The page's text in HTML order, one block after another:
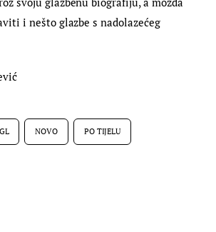
i nešto glazbe s nadolazećeg
NOVO PO TIJELU